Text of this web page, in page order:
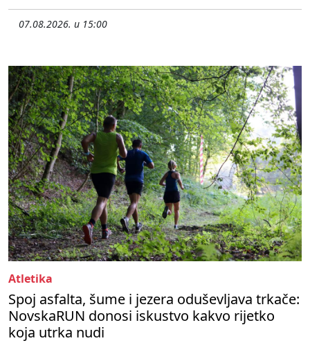
07.08.2026. u 15:00
Atletika
Spoj asfalta, šume i jezera oduševljava trkače:
NovskaRUN donosi iskustvo kakvo rijetko
koja utrka nudi